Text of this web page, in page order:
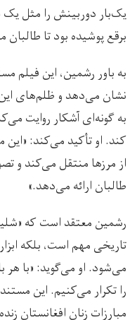
یک‌بار دوربینش را مثل یک
برقع پوشیده بود تا طالبان
به باور رشمین، این فیلم
نشان می‌دهد و ظلم‌های این
به گونه‌ای آشکار روایت
کند. او تأکید می‌کند: «این
از مرزها منتقل می‌کند و
طالبان ارائه می‌دهد.»
رشمین معتقد است که
تاریخی مهم است، بلکه
می‌شود. او می‌گوید: «با هر
را تکرار می‌کنیم. این
مبارزات زنان افغانستان